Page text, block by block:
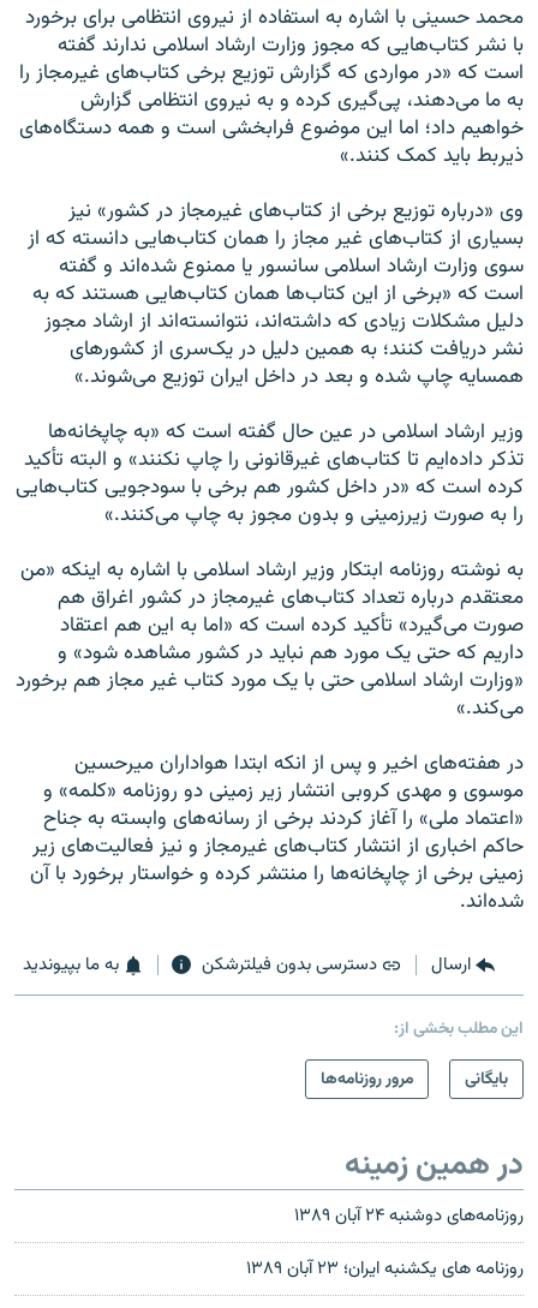
محمد حسینی با اشاره به استفاده از نیروی انتظامی برای برخورد
با نشر کتاب‌هایی که مجوز وزارت ارشاد اسلامی ندارند گفته
است که «در مواردی که گزارش توزیع برخی کتاب‌های غیرمجاز را
به ما می‌دهند، پی‌گیری کرده و به نیروی انتظامی گزارش
خواهیم داد؛ اما این موضوع فرابخشی است و همه دستگاه‌های
ذیربط باید کمک کنند.»
وی «درباره توزیع برخی از کتاب‌های غیرمجاز در کشور» نیز
بسیاری از کتاب‌های غیر مجاز را همان کتاب‌هایی دانسته که از
سوی وزارت ارشاد اسلامی سانسور یا ممنوع شده‌اند و گفته
است که «برخی از این کتاب‌ها همان کتاب‌هایی هستند که به
دلیل مشکلات زیادی که داشته‌اند، نتوانسته‌اند از ارشاد مجوز
نشر دریافت کنند؛ به همین دلیل در یک‌سری از کشورهای
همسایه چاپ شده و بعد در داخل ایران توزیع می‌شوند.»
وزیر ارشاد اسلامی در عین حال گفته است که «به چاپخانه‌ها
تذکر داده‌ایم تا کتاب‌های غیرقانونی را چاپ نکنند» و البته تأکید
کرده است که «در داخل کشور هم برخی با سودجویی کتاب‌هایی
را به صورت زیرزمینی و بدون مجوز به چاپ می‌کنند.»
به نوشته روزنامه ابتکار وزیر ارشاد اسلامی با اشاره به اینکه «من
معتقدم درباره تعداد کتاب‌های غیرمجاز در کشور اغراق هم
صورت می‌گیرد» تأکید کرده است که «اما به این هم اعتقاد
داریم که حتی یک مورد هم نباید در کشور مشاهده شود» و
«وزارت ارشاد اسلامی حتی با یک مورد کتاب غیر مجاز هم برخورد
می‌کند.»
در هفته‌های اخیر و پس از انکه ابتدا هواداران میرحسین
موسوی و مهدی کروبی انتشار زیر زمینی دو روزنامه «کلمه» و
«اعتماد ملی» را آغاز کردند برخی از رسانه‌های وابسته به جناح
حاکم اخباری از انتشار کتاب‌های غیرمجاز و نیز فعالیت‌های زیر
زمینی برخی از چاپخانه‌ها را منتشر کرده و خواستار برخورد با آن
شده‌اند.
ارسال دسترسی بدون فیلترشکن به ما بپیوندید
این مطلب بخشی از:
بایگانی
مرور روزنامه‌ها
در همین زمینه
روزنامه‌های دوشنبه ۲۴ آبان ۱۳۸۹
روزنامه های يکشنبه ایران؛ ۲۳ آبان ۱۳۸۹